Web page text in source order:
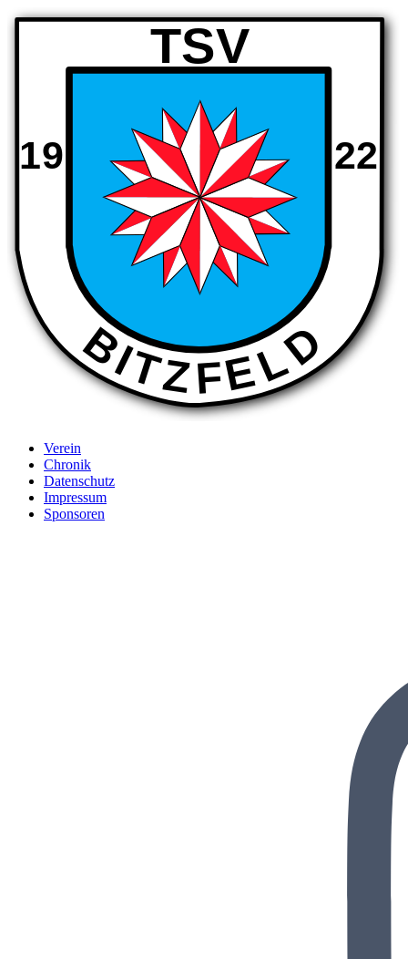
B
ITZFELD
22
19
TSV
Verein
Chronik
Datenschutz
Impressum
Sponsoren